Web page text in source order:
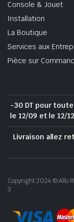
Console & Jouet
Installation
La Boutique
Services aux
Pièce sur
-30 DT pour
le 12/09 et le 12/
Livraison allez
Copyright 2024 © Allo
3